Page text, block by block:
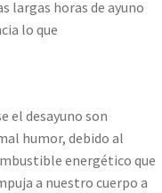
largas horas de ayuno
lo que
el desayuno son
humor, debido al
energético que
a nuestro cuerpo a